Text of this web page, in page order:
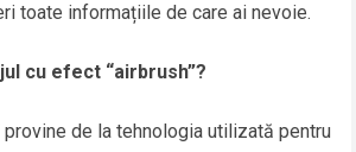
toate informațiile de care ai nevoie.
cu efect “airbrush”?
provine de la tehnologia utilizată pentru